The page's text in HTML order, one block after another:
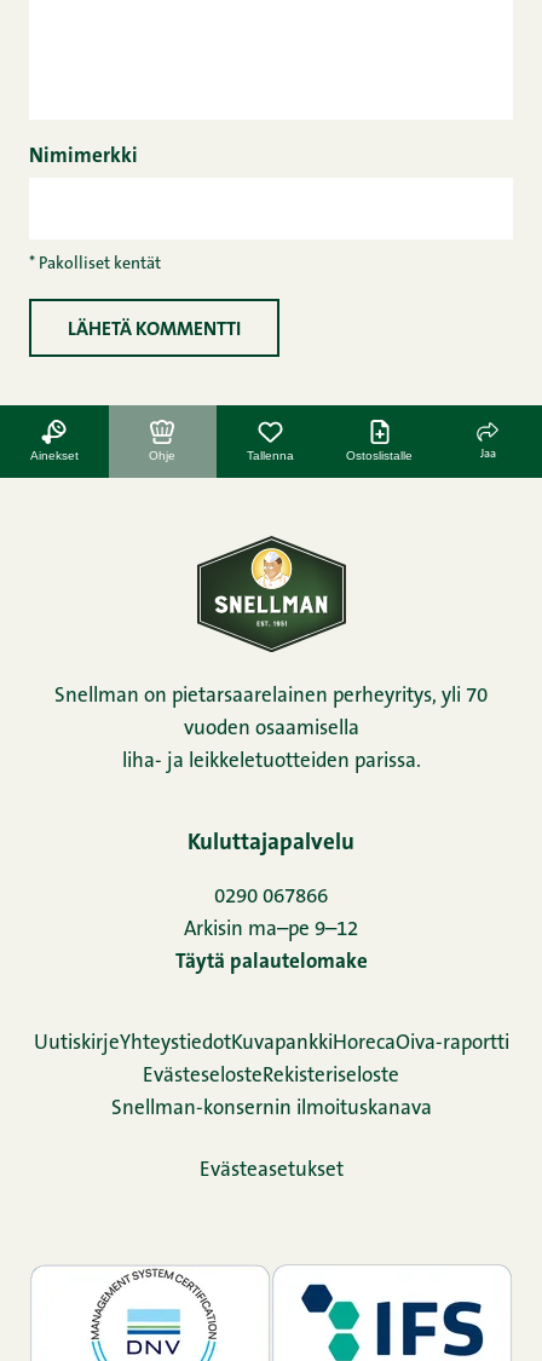
Nimimerkki
* Pakolliset kentät
Ainekset Ohje Tallenna Ostoslistalle Jaa
Snellman on pietarsaarelainen perheyritys, yli 70
vuoden osaamisella
liha- ja leikkeletuotteiden parissa.
Kuluttajapalvelu
0290 067866
Arkisin ma–pe 9–12
Täytä palautelomake
UutiskirjeYhteystiedotKuvapankki HorecaOiva-raportti
Evästeseloste Rekisteriseloste
Snellman-konsernin ilmoituskanava
Evästeasetukset